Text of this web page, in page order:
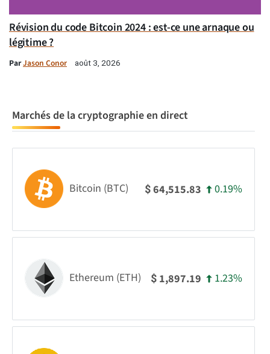
Révision du code Bitcoin 2024 : est-ce une arnaque ou
légitime ?
ParJason Conor août 3, 2026
Marchés de la cryptographie en direct
Bitcoin (BTC) $64,515.83 0.19%
Ethereum (ETH) $ 1,897.19 1.23%